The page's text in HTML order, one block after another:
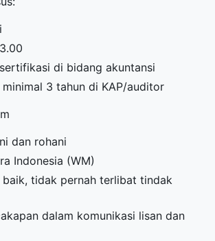
di bidang akuntansi
minimal 3 tahun di KAP/auditor
dan rohani
Indonesia (WM)
baik, tidak pernah terlibat tindak
dalam komunikasi lisan dan